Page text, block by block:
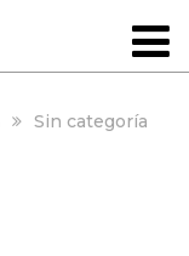
Sin categoría